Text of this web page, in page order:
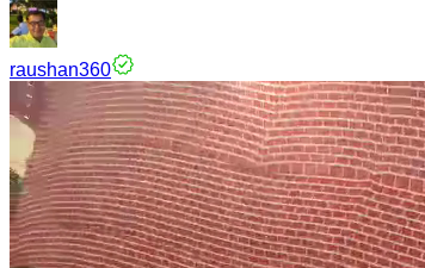
raushan360